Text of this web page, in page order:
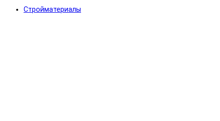
Стройматериалы